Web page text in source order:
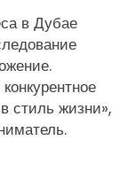
в Дубае
стиль жизни»,